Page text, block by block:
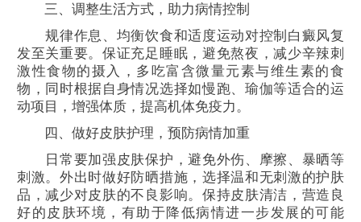
三、调整生活方式，助力病情控制
规律作息、均衡饮食和适度运动对控制白癜风复
发至关重要。保证充足睡眠，避免熬夜，减少辛辣刺
激性食物的摄入，多吃富含微量元素与维生素的食
物，同时根据自身情况选择如慢跑、瑜伽等适合的运
动项目，增强体质，提高机体免疫力。
四、做好皮肤护理，预防病情加重
日常要加强皮肤保护，避免外伤、摩擦、暴晒等
刺激。外出时做好防晒措施，选择温和无刺激的护肤
品，减少对皮肤的不良影响。保持皮肤清洁，营造良
好的皮肤环境，有助于降低病情进一步发展的可能